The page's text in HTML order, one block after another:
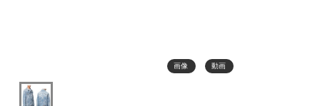
画像 動画